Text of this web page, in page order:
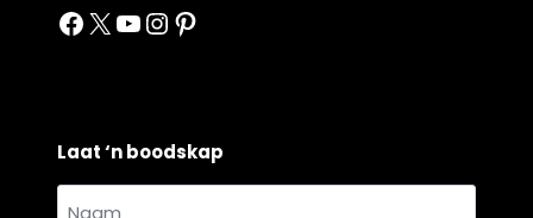
Facebook
X YouTube
Instagram
Pinterest
Laat ‘n boodskap